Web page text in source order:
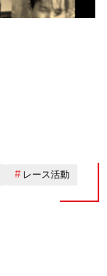
レース活動